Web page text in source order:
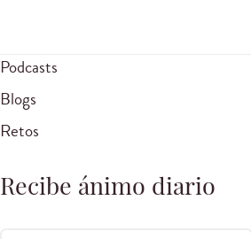
Podcasts
Blogs
Retos
Recibe ánimo diario